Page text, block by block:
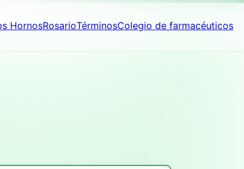
HornosRosarioTérminosColegio de farmacéuticos